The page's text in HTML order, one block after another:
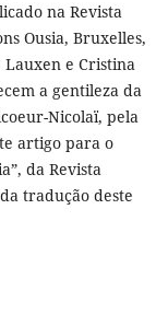
na Revista
Ousia, Bruxelles,
Lauxen e Cristina
a gentileza da
Nicolaï, pela
artigo para o
da Revista
tradução deste